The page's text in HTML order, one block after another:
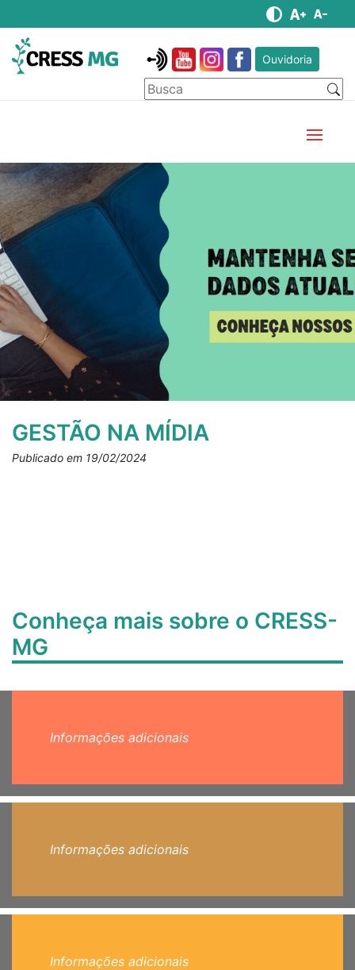
Ouvidoria
GESTÃO NA MÍDIA
Publicado em 19/02/2024
Conheça mais sobre o CRESS-
MG
Informações adicionais
Informações adicionais
Informações adicionais